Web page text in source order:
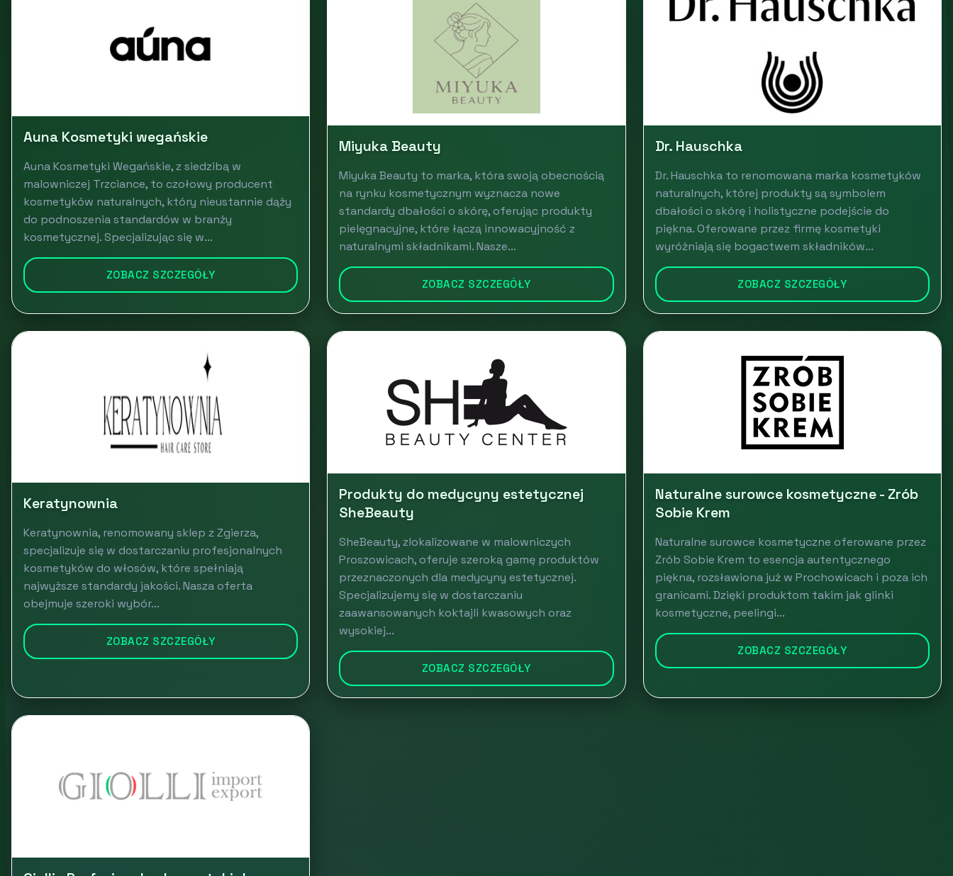
Auna Kosmetyki wegańskie
Auna Kosmetyki Wegańskie, z siedzibą w
malowniczej Trzciance, to czołowy producent
kosmetyków naturalnych, który nieustannie dąży
do podnoszenia standardów w branży
kosmetycznej. Specjalizując się w...
ZOBACZ SZCZEGÓŁY
Miyuka Beauty
Miyuka Beauty to marka, która swoją obecnością
na rynku kosmetycznym wyznacza nowe
standardy dbałości o skórę, oferując produkty
pielęgnacyjne, które łączą innowacyjność z
naturalnymi składnikami. Nasze...
ZOBACZ SZCZEGÓŁY
Dr. Hauschka
Dr. Hauschka to renomowana marka kosmetyków
naturalnych, której produkty są symbolem
dbałości o skórę i holistyczne podejście do
piękna. Oferowane przez firmę kosmetyki
wyróżniają się bogactwem składników...
ZOBACZ SZCZEGÓŁY
Keratynownia
Keratynownia, renomowany sklep z Zgierza,
specjalizuje się w dostarczaniu profesjonalnych
kosmetyków do włosów, które spełniają
najwyższe standardy jakości. Nasza oferta
obejmuje szeroki wybór...
ZOBACZ SZCZEGÓŁY
Produkty do medycyny estetycznej
SheBeauty
SheBeauty, zlokalizowane w malowniczych
Proszowicach, oferuje szeroką gamę produktów
przeznaczonych dla medycyny estetycznej.
Specjalizujemy się w dostarczaniu
zaawansowanych koktajli kwasowych oraz
wysokiej...
ZOBACZ SZCZEGÓŁY
Naturalne surowce kosmetyczne - Zrób
Sobie Krem
Naturalne surowce kosmetyczne oferowane przez
Zrób Sobie Krem to esencja autentycznego
piękna, rozsławiona już w Prochowicach i poza ich
granicami. Dzięki produktom takim jak glinki
kosmetyczne, peelingi...
ZOBACZ SZCZEGÓŁY